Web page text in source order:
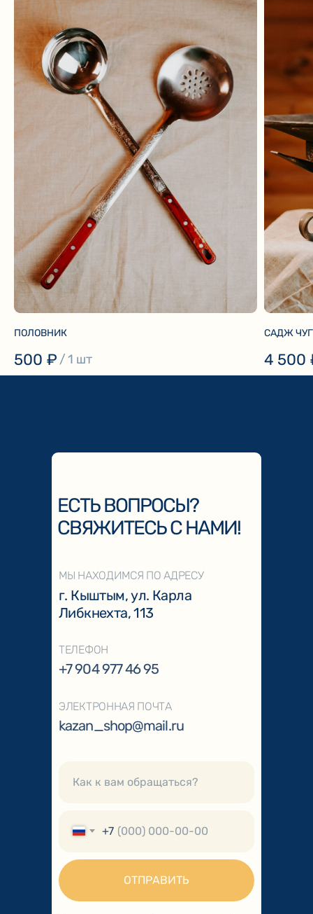
ПОЛОВНИК
500 ₽ / 1 шт
САДЖ
4 500
+7
ОТПРАВИТЬ
г. Кыштым, ул. Карла
Либкнехта, 113
ЭЛЕКТРОННАЯ ПОЧТА
МЫ НАХОДИМСЯ ПО АДРЕСУ
ТЕЛЕФОН
+7 904 977 46 95
kazan_shop@mail.ru
ЕСТЬ ВОПРОСЫ?
СВЯЖИТЕСЬ С НАМИ!